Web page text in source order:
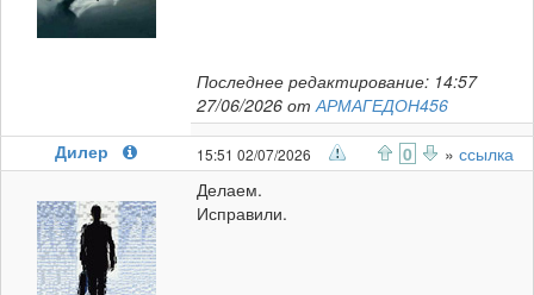
Последнее редактирование: 14:57
27/06/2026 отАРМАГЕДОН456
Дилер
15:51 02/07/2026 0 » ссылка
Делаем.
Исправили.